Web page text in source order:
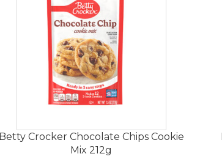
Betty Crocker Chocolate Chips Cookie
Mix 212g